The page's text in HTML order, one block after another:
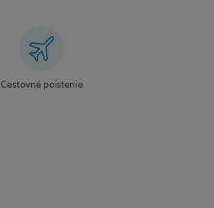
Cestovné poistenie